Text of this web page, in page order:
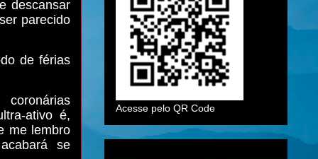
descansar
parecido
de férias
ativo é,
me lembro
se
Acesse pelo QR Code